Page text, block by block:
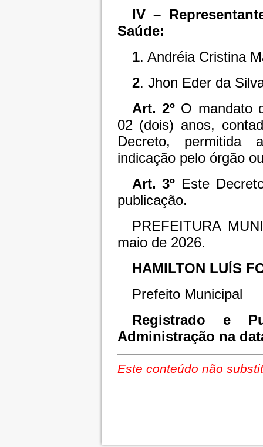
IV –
Saúde:
1. Andréia Cristina
2. Jhon Eder da
Art. 2ºO mandato
02 (dois) anos,
Decreto, permitida
indicação pelo órgão
Art. 3º Este
publicação.
PREFEITURA
maio de 2026.
HAMILTON LUÍS
Prefeito Municipal
Registrado e
Administração na
Este conteúdo não